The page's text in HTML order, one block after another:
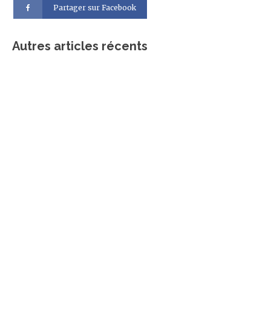
Partager sur Facebook
Autres articles récents